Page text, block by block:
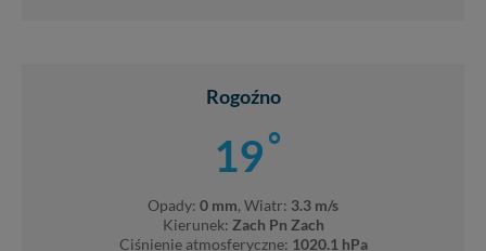
Rogoźno
19°
Opady: 0 mm, Wiatr: 3.3 m/s
Kierunek: Zach Pn Zach
Ciśnienie atmosferyczne: 1020.1 hPa